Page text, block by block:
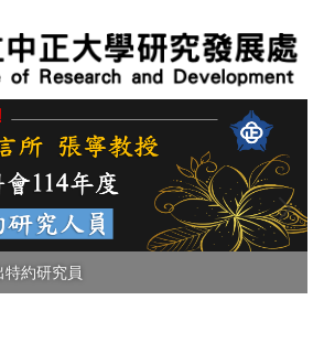
特約研究員